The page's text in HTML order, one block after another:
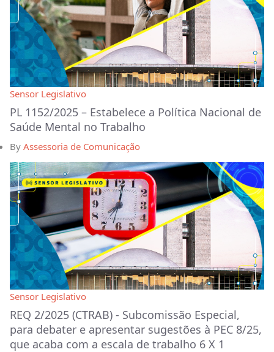
Sensor Legislativo
PL 1152/2025 – Estabelece a Política Nacional de
Saúde Mental no Trabalho
By Assessoria de Comunicação
Sensor Legislativo
REQ 2/2025 (CTRAB) - Subcomissão Especial,
para debater e apresentar sugestões à PEC 8/25,
que acaba com a escala de trabalho 6 X 1